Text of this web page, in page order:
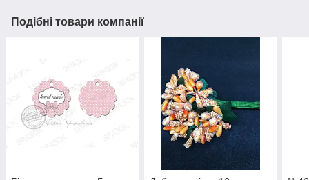
Подібні товари компанії